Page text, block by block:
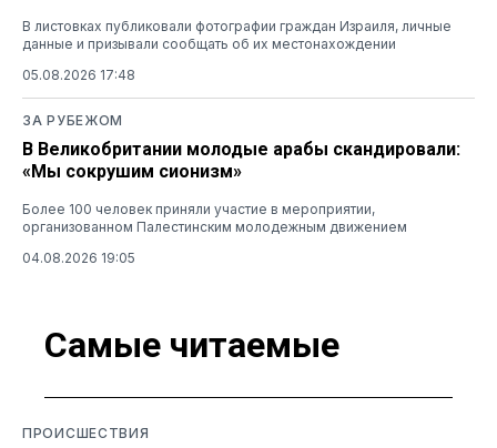
В листовках публиковали фотографии граждан Израиля, личные
данные и призывали сообщать об их местонахождении
05.08.2026 17:48
ЗА РУБЕЖОМ
В Великобритании молодые арабы скандировали:
«Мы сокрушим сионизм»
Более 100 человек приняли участие в мероприятии,
организованном Палестинским молодежным движением
04.08.2026 19:05
Самые читаемые
ПРОИСШЕСТВИЯ